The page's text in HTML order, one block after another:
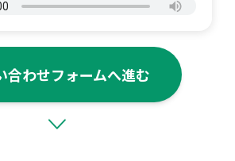
合わせフォームへ進む